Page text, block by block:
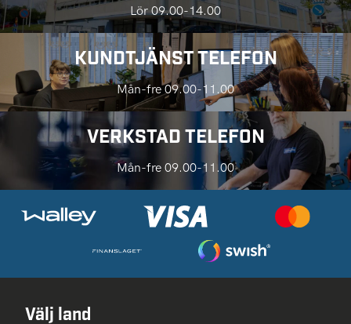
Lör 09.00-14.00
KUNDTJÄNST TELEFON
Mån-fre 09.00-11.00
VERKSTAD TELEFON
Mån-fre 09.00-11.00
Välj land